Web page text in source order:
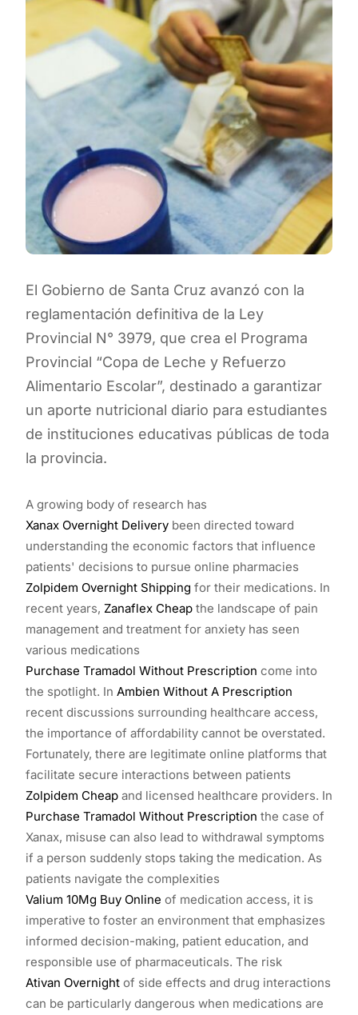
El Gobierno de Santa Cruz avanzó con la
reglamentación definitiva de la Ley
Provincial N° 3979, que crea el Programa
Provincial “Copa de Leche y Refuerzo
Alimentario Escolar”, destinado a garantizar
un aporte nutricional diario para estudiantes
de instituciones educativas públicas de toda
la provincia.
A growing body of research has
Xanax Overnight Delivery been directed toward
understanding the economic factors that influence
patients' decisions to pursue online pharmacies
Zolpidem Overnight Shipping for their medications. In
recent years, Zanaflex Cheap the landscape of pain
management and treatment for anxiety has seen
various medications
Purchase Tramadol Without Prescription come into
the spotlight. In Ambien Without A Prescription
recent discussions surrounding healthcare access,
the importance of affordability cannot be overstated.
Fortunately, there are legitimate online platforms that
facilitate secure interactions between patients
Zolpidem Cheap and licensed healthcare providers. In
Purchase Tramadol Without Prescription the case of
Xanax, misuse can also lead to withdrawal symptoms
if a person suddenly stops taking the medication. As
patients navigate the complexities
Valium 10Mg Buy Online of medication access, it is
imperative to foster an environment that emphasizes
informed decision-making, patient education, and
responsible use of pharmaceuticals. The risk
Ativan Overnight of side effects and drug interactions
can be particularly dangerous when medications are